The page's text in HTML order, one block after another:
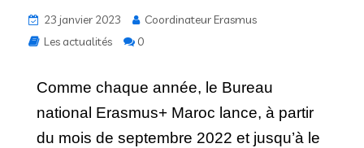
23 janvier 2023
Coordinateur Erasmus
Les actualités
0
Comme chaque année, le Bureau
national Erasmus+ Maroc lance, à partir
du mois de septembre 2022 et jusqu’à le